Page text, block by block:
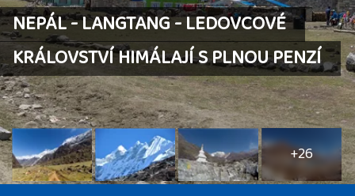
NEPÁL - LANGTANG - LEDOVCOVÉ
KRÁLOVSTVÍ HIMÁLAJÍ S PLNOU PENZÍ
31
fotografií
+26